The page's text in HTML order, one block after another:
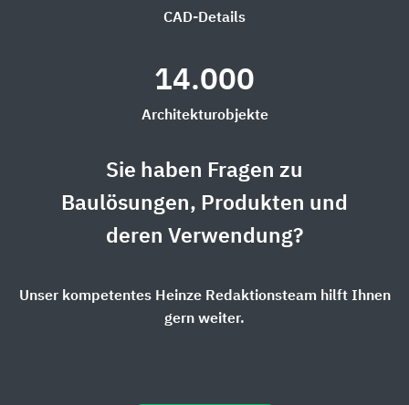
CAD-Details
14.000
Architekturobjekte
Sie haben Fragen zu
Baulösungen, Produkten und
deren Verwendung?
Unser kompetentes Heinze Redaktionsteam hilft Ihnen
gern weiter.